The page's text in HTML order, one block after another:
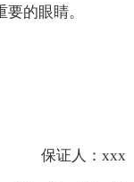
的眼睛。
保证人：xxx